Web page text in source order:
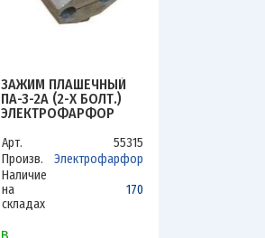
ЗАЖИМ ПЛАШЕЧНЫЙ
ПА-3-2А (2-Х БОЛТ.)
ЭЛЕКТРОФАРФОР
Арт.
55315
Произв.
Электрофарфор
Наличие
на
складах
170